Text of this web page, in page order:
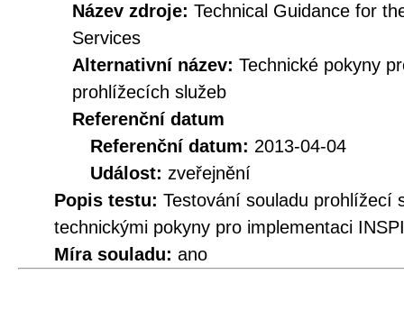
Název zdroje: Technical Guidance for
Services
Alternativní název: Technické pokyny
prohlížecích služeb
Referenční datum
Referenční datum: 2013-04-04
Událost: zveřejnění
Popis testu: Testování souladu prohlížecí
technickými pokyny pro implementaci
Míra souladu: ano